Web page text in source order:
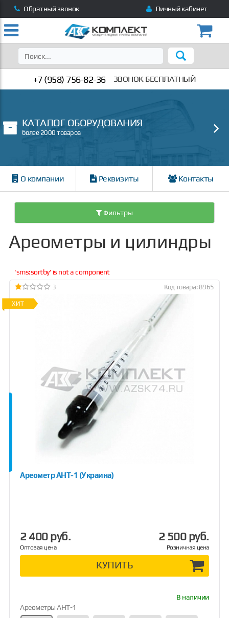
Обратный звонок Личный кабинет
+7 (958) 756-82-36 ЗВОНОК БЕСПЛАТНЫЙ
КАТАЛОГ ОБОРУДОВАНИЯ
более 2000 товаров
О компании Реквизиты Контакты
Фильтры
Ареометры и цилиндры
'sms:sortby' is not a component
3 Код товара: 8965
Ареометр АНТ-1 (Украина)
2 400 руб.
Оптовая цена
2 500 руб.
Розничная цена
КУПИТЬ
В наличии
Ареометры АНТ-1